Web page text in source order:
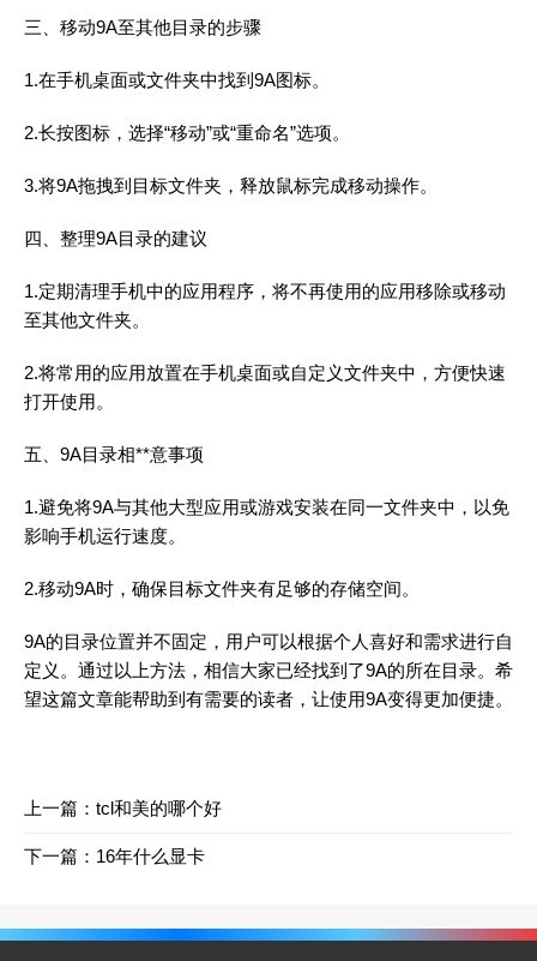
三、移动9A至其他目录的步骤
1.在手机桌面或文件夹中找到9A图标。
2.长按图标，选择“移动”或“重命名”选项。
3.将9A拖拽到目标文件夹，释放鼠标完成移动操作。
四、整理9A目录的建议
1.定期清理手机中的应用程序，将不再使用的应用移除或移动
至其他文件夹。
2.将常用的应用放置在手机桌面或自定义文件夹中，方便快速
打开使用。
五、9A目录相**意事项
1.避免将9A与其他大型应用或游戏安装在同一文件夹中，以免
影响手机运行速度。
2.移动9A时，确保目标文件夹有足够的存储空间。
9A的目录位置并不固定，用户可以根据个人喜好和需求进行自
定义。通过以上方法，相信大家已经找到了9A的所在目录。希
望这篇文章能帮助到有需要的读者，让使用9A变得更加便捷。
上一篇： tcl和美的哪个好
下一篇： 16年什么显卡